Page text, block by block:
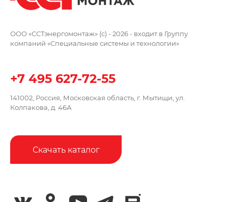
ООО «ССТэнергомонтаж» (c) - 2026 - входит в Группу
компаний «Специальные системы и технологии»
+7 495 627-72-55
141002, Россия, Московская область, г. Мытищи, ул.
Колпакова, д. 46А
Скачать каталог